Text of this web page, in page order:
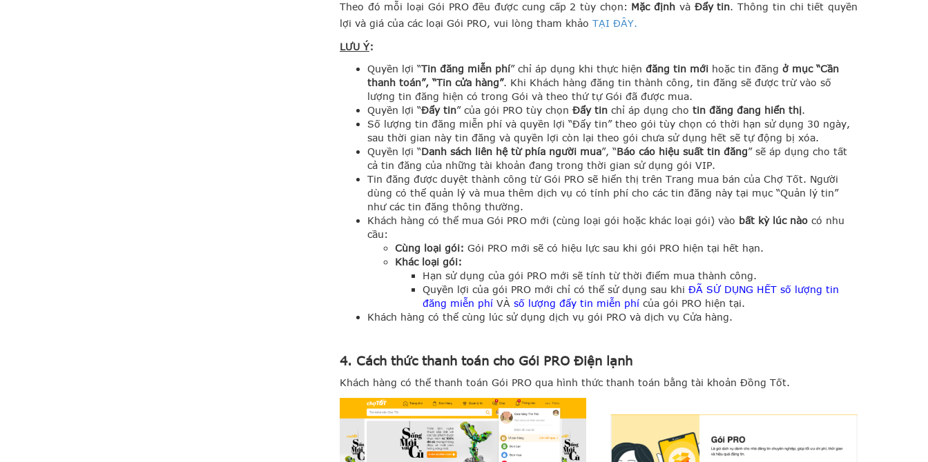
Theo đó mỗi loại Gói PRO đều được cung cấp 2 tùy chọn: Mặc định và Đẩy tin. Thông tin chi tiết quyền
lợi và giá của các loại Gói PRO, vui lòng tham khảo TẠI ĐÂY.
LƯU Ý:
Quyền lợi “Tin đăng miễn phí” chỉ áp dụng khi thực hiện đăng tin mới hoặc tin đăng ở mục “Cần
thanh toán”, “Tin cửa hàng”. Khi Khách hàng đăng tin thành công, tin đăng sẽ được trừ vào số
lượng tin đăng hiện có trong Gói và theo thứ tự Gói đã được mua.
Quyền lợi “Đẩy tin” của gói PRO tùy chọn Đẩy tin chỉ áp dụng cho tin đăng đang hiển thị.
Số lượng tin đăng miễn phí và quyền lợi “Đẩy tin” theo gói tùy chọn có thời hạn sử dụng 30 ngày,
sau thời gian này tin đăng và quyền lợi còn lại theo gói chưa sử dụng hết sẽ tự động bị xóa.
Quyền lợi “Danh sách liên hệ từ phía người mua”, “Báo cáo hiệu suất tin đăng” sẽ áp dụng cho tất
cả tin đăng của những tài khoản đang trong thời gian sử dụng gói VIP.
Tin đăng được duyệt thành công từ Gói PRO sẽ hiển thị trên Trang mua bán của Chợ Tốt. Người
dùng có thể quản lý và mua thêm dịch vụ có tính phí cho các tin đăng này tại mục “Quản lý tin”
như các tin đăng thông thường.
Khách hàng có thể mua Gói PRO mới (cùng loại gói hoặc khác loại gói) vào bất kỳ lúc nào có nhu
cầu:
Cùng loại gói: Gói PRO mới sẽ có hiệu lực sau khi gói PRO hiện tại hết hạn.
Khác loại gói:
Hạn sử dụng của gói PRO mới sẽ tính từ thời điểm mua thành công.
Quyền lợi của gói PRO mới chỉ có thể sử dụng sau khi ĐÃ SỬ DỤNG HẾT số lượng tin
đăng miễn phí VÀ số lượng đẩy tin miễn phí của gói PRO hiện tại.
Khách hàng có thể cùng lúc sử dụng dịch vụ gói PRO và dịch vụ Cửa hàng.
4. Cách thức thanh toán cho Gói PRO Điện lạnh
Khách hàng có thể thanh toán Gói PRO qua hình thức thanh toán bằng tài khoản Đồng Tốt.